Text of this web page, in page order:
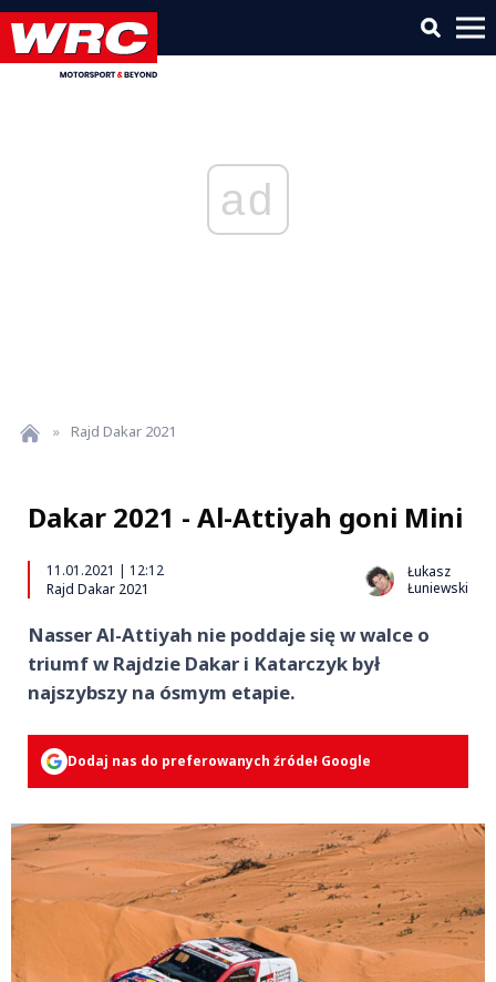
ad
» Rajd Dakar 2021
Dakar 2021 - Al-Attiyah goni Mini
11.01.2021 | 12:12
Rajd Dakar 2021
Łukasz
Łuniewski
Nasser Al-Attiyah nie poddaje się w walce o
triumf w Rajdzie Dakar i Katarczyk był
najszybszy na ósmym etapie.
Dodaj nas do preferowanych źródeł Google